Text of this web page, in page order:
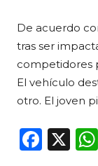
De acuerdo
tras ser
competidores
El vehículo
otro. El joven
F
X